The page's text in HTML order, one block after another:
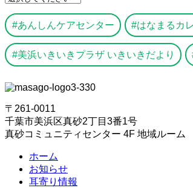
あんしんケアセンター はなまるカ
美浜いきいきプラザ いきいきだより
〒261-0011
千葉市美浜区真砂2丁目3番1号
真砂コミュニティセンター 4F 地域ルーム
ホーム
お知らせ
耳寄り情報